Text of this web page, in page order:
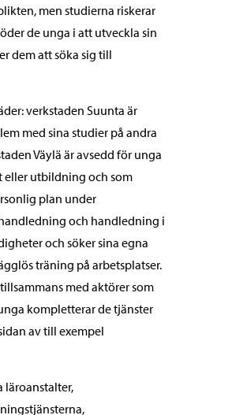
men studierna riskerar
de unga i att utveckla sin
dem att söka sig till
verkstaden Suunta är
med sina studier på andra
Väylä är avsedd för unga
eller utbildning och som
plan under
och handledning i
och söker sina egna
träning på arbetsplatser.
med aktörer som
kompletterar de tjänster
av till exempel
läroanstalter,